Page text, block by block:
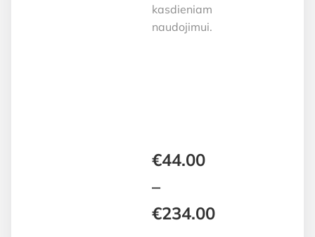
kasdieniam
naudojimui.
€44.00
–
€234.00